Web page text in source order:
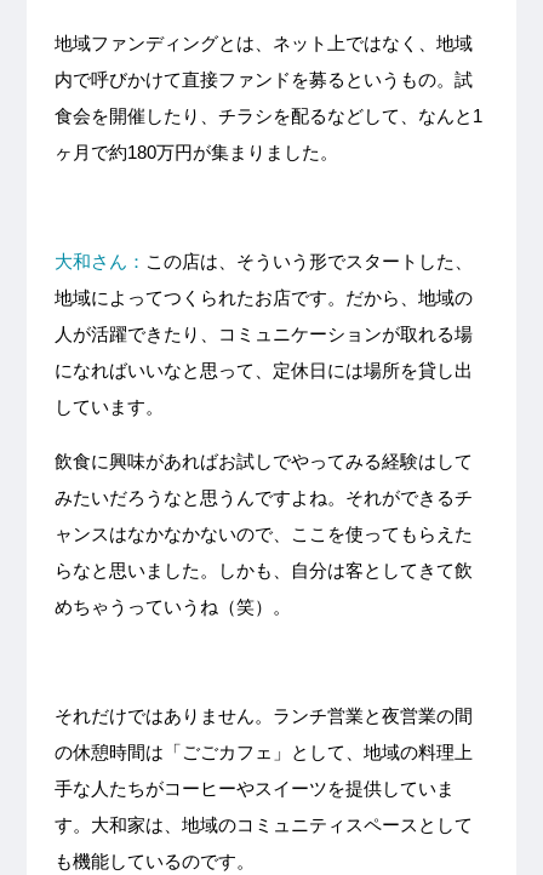
地域ファンディングとは、ネット上ではなく、地域
内で呼びかけて直接ファンドを募るというもの。試
食会を開催したり、チラシを配るなどして、なんと1
ヶ月で約180万円が集まりました。
大和さん： この店は、そういう形でスタートした、
地域によってつくられたお店です。だから、地域の
人が活躍できたり、コミュニケーションが取れる場
になればいいなと思って、定休日には場所を貸し出
しています。
飲食に興味があればお試しでやってみる経験はして
みたいだろうなと思うんですよね。それができるチ
ャンスはなかなかないので、ここを使ってもらえた
らなと思いました。しかも、自分は客としてきて飲
めちゃうっていうね（笑）。
それだけではありません。ランチ営業と夜営業の間
の休憩時間は「ごごカフェ」として、地域の料理上
手な人たちがコーヒーやスイーツを提供していま
す。大和家は、地域のコミュニティスペースとして
も機能しているのです。